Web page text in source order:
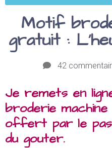
Motif
gratuit :
42
Je remets en
broderie machine
offert par le
du gouter.